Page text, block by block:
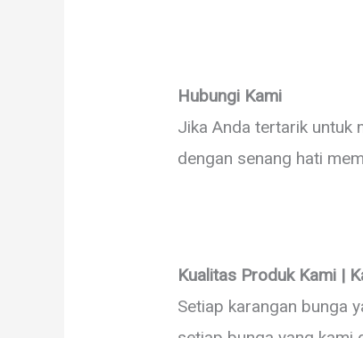
Hubungi Kami
Jika Anda tertarik untuk
dengan senang hati
Kualitas Produk Kami |
Setiap karangan bunga